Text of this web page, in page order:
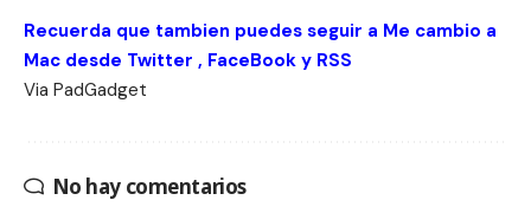
Recuerda que tambien puedes seguir a Me cambio a
Mac desde Twitter , FaceBook y RSS
Via PadGadget
No hay comentarios